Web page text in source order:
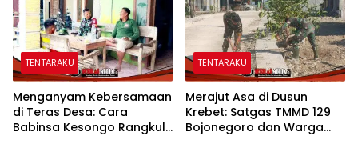
TENTARAKU
Menganyam Kebersamaan
di Teras Desa: Cara
Babinsa Kesongo Rangkul
TENTARAKU
Merajut Asa di Dusun
Krebet: Satgas TMMD 129
Bojonegoro dan Warga